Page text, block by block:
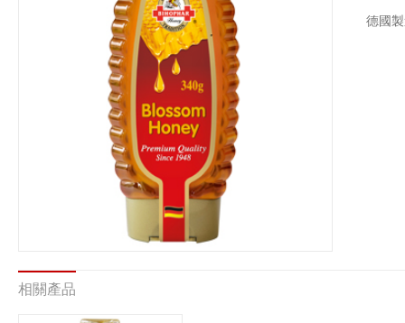
德國
相關產品